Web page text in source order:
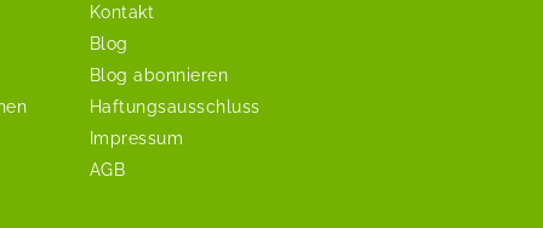
Kontakt
Blog
Blog abonnieren
Haftungsausschluss
Impressum
AGB